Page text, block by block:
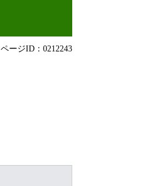
ページID：0212243